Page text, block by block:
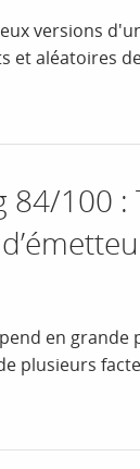
versions
et aléatoires
84/100 :
en grande
plusieurs